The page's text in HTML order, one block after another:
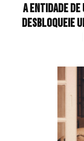
A entidade
desbloqueie